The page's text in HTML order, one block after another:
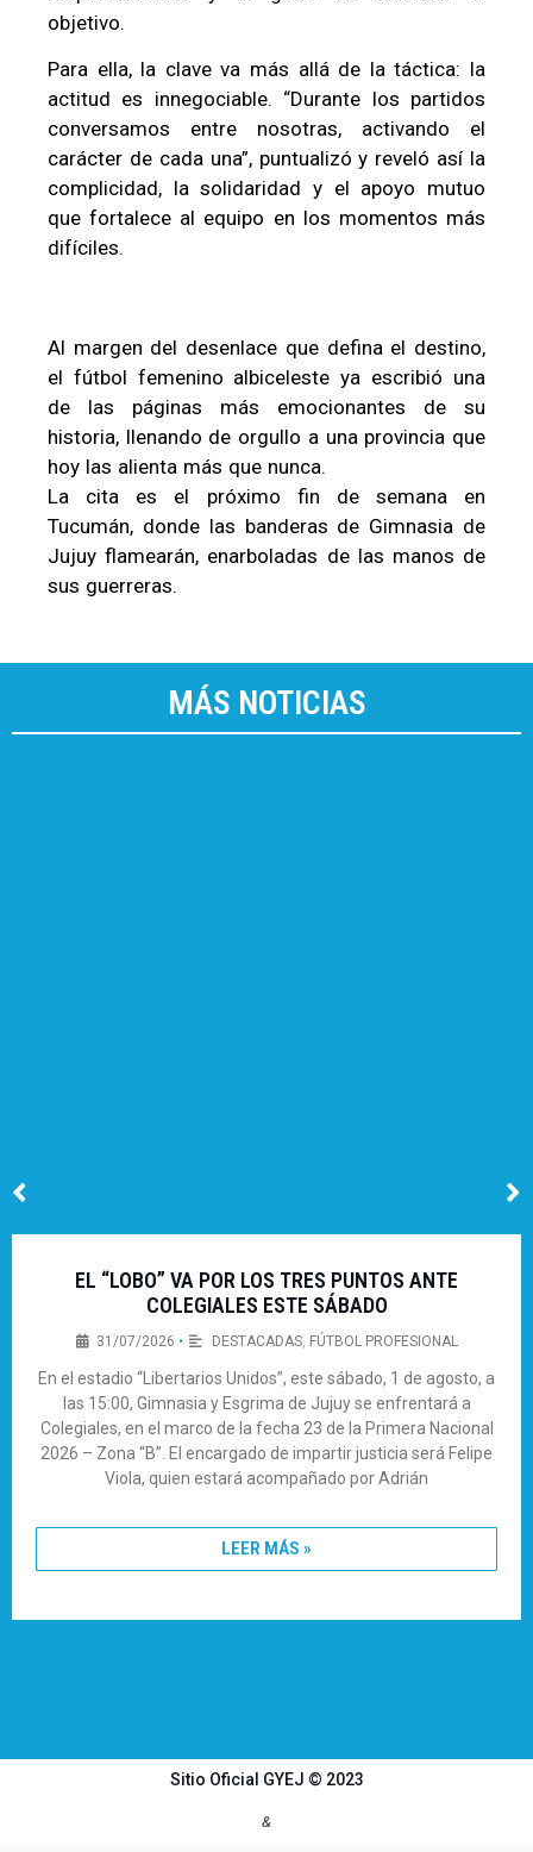
objetivo.
Para ella, la clave va más allá de la táctica: la
actitud es innegociable. “Durante los partidos
conversamos entre nosotras, activando el
carácter de cada una”, puntualizó y reveló así la
complicidad, la solidaridad y el apoyo mutuo
que fortalece al equipo en los momentos más
difíciles.
Al margen del desenlace que defina el destino,
el fútbol femenino albiceleste ya escribió una
de las páginas más emocionantes de su
historia, llenando de orgullo a una provincia que
hoy las alienta más que nunca.
La cita es el próximo fin de semana en
Tucumán, donde las banderas de Gimnasia de
Jujuy flamearán, enarboladas de las manos de
sus guerreras.
MÁS NOTICIAS
EL “LOBO” VA POR LOS TRES PUNTOS ANTE
COLEGIALES ESTE SÁBADO
31/07/2026 • DESTACADAS, FÚTBOL PROFESIONAL
En el estadio “Libertarios Unidos”, este sábado, 1 de agosto, a
las 15:00, Gimnasia y Esgrima de Jujuy se enfrentará a
Colegiales, en el marco de la fecha 23 de la Primera Nacional
2026 – Zona “B”. El encargado de impartir justicia será Felipe
Viola, quien estará acompañado por Adrián
LEER MÁS »
Sitio Oficial GYEJ © 2023
&